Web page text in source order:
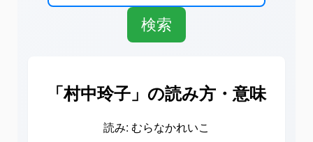
「村中玲子」の読み方・意味
読み: むらなかれいこ